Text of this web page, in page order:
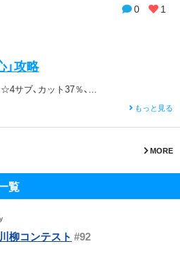
0 1
」攻略
ブ、カット37％、...
もっと見る
MORE
覧
柳コンテスト #92